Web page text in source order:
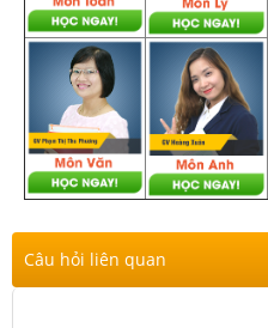
Câu hỏi liên quan